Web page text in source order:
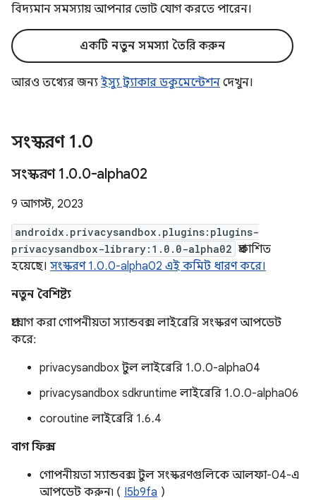
বিদ্যমান সমস্যায় আপনার ভোট যোগ করতে পারেন।
একটি নতুন সমস্যা তৈরি করুন
আরও তথ্যের জন্য ইস্যু ট্র্যাকার ডকুমেন্টেশন দেখুন।
সংস্করণ 1.0
সংস্করণ 1.0.0-alpha02
9 আগস্ট, 2023
androidx.privacysandbox.plugins:plugins-
privacysandbox-library:1.0.0-alpha02 প্রকাশিত
হয়েছে। সংস্করণ 1.0.0-alpha02 এই কমিট ধারণ করে।
নতুন বৈশিষ্ট্য
প্রয়োগ করা গোপনীয়তা স্যান্ডবক্স লাইব্রেরি সংস্করণ আপডেট
করে:
privacysandbox টুল লাইব্রেরি 1.0.0-alpha04
privacysandbox sdkruntime লাইব্রেরি 1.0.0-alpha06
coroutine লাইব্রেরি 1.6.4
বাগ ফিক্স
গোপনীয়তা স্যান্ডবক্স টুল সংস্করণগুলিকে আলফা-04-এ
আপডেট করুন৷ ( I5b9fa )